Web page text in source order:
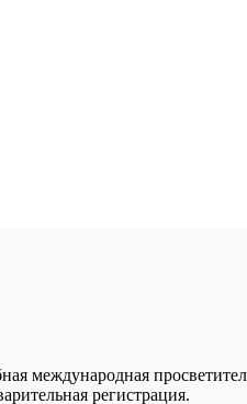
международная
регистрация.